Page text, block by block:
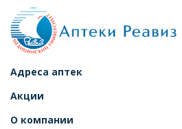
Адреса аптек
Акции
О компании